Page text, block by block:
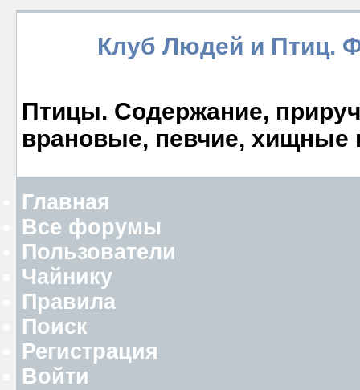
Клуб Людей и Птиц.
Птицы. Содержание,
врановые, певчие, хищные
Главная
Все форумы
Пользователи
Чайнику
Правила
Поиск
Регистрация
Войти